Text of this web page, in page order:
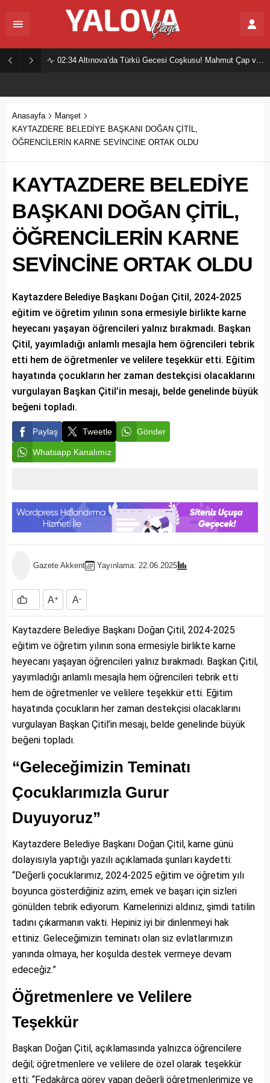
02:34 Altınova’da Türkü Gecesi Coşkusu! Mahmut Çap ve Ekibi Vatandaşları Buluşturdu
Anasayfa
Manşet
KAYTAZDERE BELEDİYE BAŞKANI DOĞAN ÇİTİL,
ÖĞRENCİLERİN KARNE SEVİNCİNE ORTAK OLDU
KAYTAZDERE BELEDİYE
BAŞKANI DOĞAN ÇİTİL,
ÖĞRENCİLERİN KARNE
SEVİNCİNE ORTAK OLDU
Kaytazdere Belediye Başkanı Doğan Çitil, 2024-2025
eğitim ve öğretim yılının sona ermesiyle birlikte karne
heyecanı yaşayan öğrencileri yalnız bırakmadı. Başkan
Çitil, yayımladığı anlamlı mesajla hem öğrencileri tebrik
etti hem de öğretmenler ve velilere teşekkür etti. Eğitim
hayatında çocukların her zaman destekçisi olacaklarını
vurgulayan Başkan Çitil’in mesajı, belde genelinde büyük
beğeni topladı.
Paylaş Tweetle Gönder
Whatsapp Kanalımız
Gazete Akkent Yayınlama: 22.06.2025
A+ A-
Kaytazdere Belediye Başkanı Doğan Çitil, 2024-2025
eğitim ve öğretim yılının sona ermesiyle birlikte karne
heyecanı yaşayan öğrencileri yalnız bırakmadı. Başkan Çitil,
yayımladığı anlamlı mesajla hem öğrencileri tebrik etti
hem de öğretmenler ve velilere teşekkür etti. Eğitim
hayatında çocukların her zaman destekçisi olacaklarını
vurgulayan Başkan Çitil’in mesajı, belde genelinde büyük
beğeni topladı.
“Geleceğimizin Teminatı
Çocuklarımızla Gurur
Duyuyoruz”
Kaytazdere Belediye Başkanı Doğan Çitil, karne günü
dolayısıyla yaptığı yazılı açıklamada şunları kaydetti:
“Değerli çocuklarımız, 2024-2025 eğitim ve öğretim yılı
boyunca gösterdiğiniz azim, emek ve başarı için sizleri
gönülden tebrik ediyorum. Karnelerinizi aldınız, şimdi tatilin
tadını çıkarmanın vakti. Hepiniz iyi bir dinlenmeyi hak
ettiniz. Geleceğimizin teminatı olan siz evlatlarımızın
yanında olmaya, her koşulda destek vermeye devam
edeceğiz.”
Öğretmenlere ve Velilere
Teşekkür
Başkan Doğan Çitil, açıklamasında yalnızca öğrencilere
değil; öğretmenlere ve velilere de özel olarak teşekkür
etti: “Fedakârca görev yapan değerli öğretmenlerimize ve